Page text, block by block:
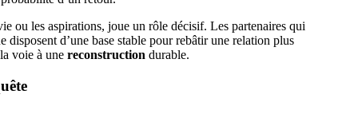
ou les aspirations, joue un rôle décisif. Les partenaires qui
d’une base stable pour rebâtir une relation plus
voie à une reconstruction durable.